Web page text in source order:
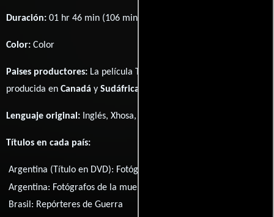
Duración: 01 hr 46 min (106 minutos) .
Color: Color
Paises productores: La película The Bang Bang Club fué
producida en Canadá y Sudáfrica
Lenguaje original: Inglés, Xhosa,
Títulos en cada país:
Argentina (Título en DVD): Fotógrafos de la muerte
Argentina: Fotógrafos de la muerte
Brasil: Repórteres de Guerra